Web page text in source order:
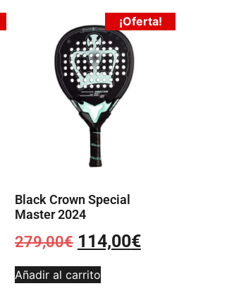
¡Oferta!
Black Crown Special
Master 2024
279,00€ 114,00€
Añadir al carrito